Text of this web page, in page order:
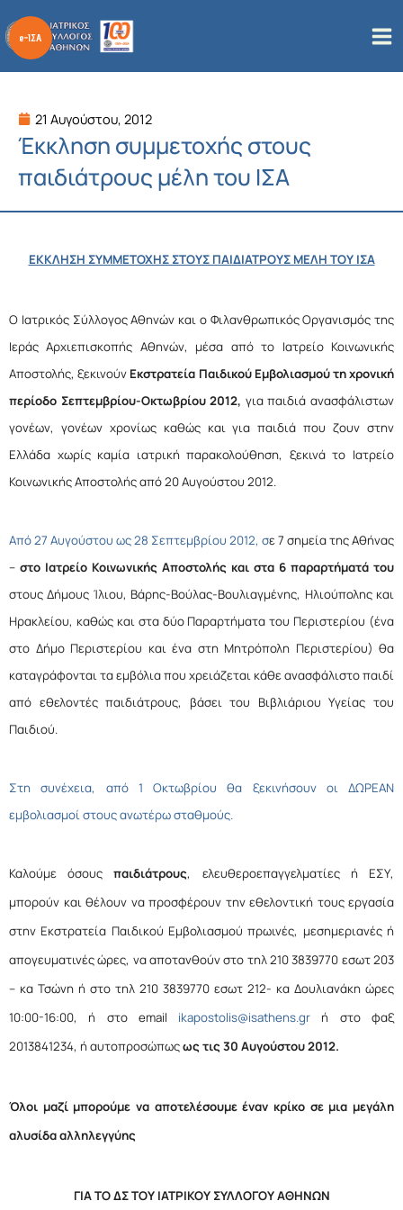
στο
περιεχόμενο
21 Αυγούστου, 2012
Έκκληση συμμετοχής στους
παιδιάτρους μέλη του ΙΣΑ
ΕΚΚΛΗΣΗ ΣΥΜΜΕΤΟΧΗΣ ΣΤΟΥΣ ΠΑΙΔΙΑΤΡΟΥΣ ΜΕΛΗ ΤΟΥ ΙΣΑ
Ο Ιατρικός Σύλλογος Αθηνών και ο Φιλανθρωπικός Οργανισμός της
Ιεράς Αρχιεπισκοπής Αθηνών, μέσα από το Ιατρείο Κοινωνικής
Αποστολής, ξεκινούν Εκστρατεία Παιδικού Εμβολιασμού τη χρονική
περίοδο Σεπτεμβρίου-Οκτωβρίου 2012, για παιδιά ανασφάλιστων
γονέων, γονέων χρονίως καθώς και για παιδιά που ζουν στην
Ελλάδα χωρίς καμία ιατρική παρακολούθηση, ξεκινά το Ιατρείο
Κοινωνικής Αποστολής από 20 Αυγούστου 2012.
Από 27 Αυγούστου ως 28 Σεπτεμβρίου 2012, σε 7 σημεία της Αθήνας
– στο Ιατρείο Κοινωνικής Αποστολής και στα 6 παραρτήματά του
στους Δήμους Ίλιου, Βάρης-Βούλας-Βουλιαγμένης, Ηλιούπολης και
Ηρακλείου, καθώς και στα δύο Παραρτήματα του Περιστερίου (ένα
στο Δήμο Περιστερίου και ένα στη Μητρόπολη Περιστερίου) θα
καταγράφονται τα εμβόλια που χρειάζεται κάθε ανασφάλιστο παιδί
από εθελοντές παιδιάτρους, βάσει του Βιβλιάριου Υγείας του
Παιδιού.
Στη συνέχεια, από 1 Οκτωβρίου θα ξεκινήσουν οι ΔΩΡΕΑΝ
εμβολιασμοί στους ανωτέρω σταθμούς.
Καλούμε όσουςπαιδιάτρους, ελευθεροεπαγγελματίες ή ΕΣΥ,
μπορούν και θέλουν να προσφέρουν την εθελοντική τους εργασία
στην Εκστρατεία Παιδικού Εμβολιασμού πρωινές, μεσημεριανές ή
απογευματινές ώρες, να αποτανθούν στο τηλ 210 3839770 εσωτ 203
– κα Τσώνη ή στο τηλ 210 3839770 εσωτ 212- κα Δουλιανάκη ώρες
10:00-16:00, ή στο email ikapostolis@isathens.gr
ή στο φαξ
2013841234, ή αυτοπροσώπωςως τις 30 Αυγούστου 2012.
Όλοι μαζί μπορούμε να αποτελέσουμε έναν κρίκο σε μια μεγάλη
αλυσίδα αλληλεγγύης
ΓΙΑ ΤΟ ΔΣ ΤΟΥ ΙΑΤΡΙΚΟΥ ΣΥΛΛΟΓΟΥ ΑΘΗΝΩΝ